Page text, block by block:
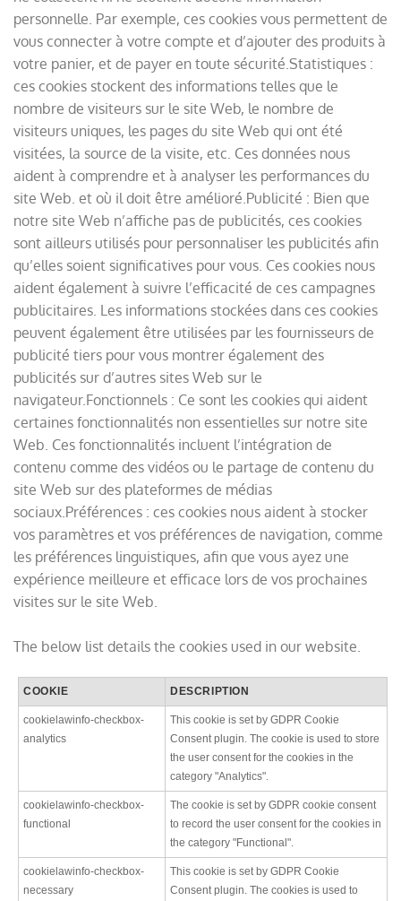
personnelle. Par exemple, ces cookies vous permettent de
vous connecter à votre compte et d’ajouter des produits à
votre panier, et de payer en toute sécurité.Statistiques :
ces cookies stockent des informations telles que le
nombre de visiteurs sur le site Web, le nombre de
visiteurs uniques, les pages du site Web qui ont été
visitées, la source de la visite, etc. Ces données nous
aident à comprendre et à analyser les performances du
site Web. et où il doit être amélioré.Publicité : Bien que
notre site Web n’affiche pas de publicités, ces cookies
sont ailleurs utilisés pour personnaliser les publicités afin
qu’elles soient significatives pour vous. Ces cookies nous
aident également à suivre l’efficacité de ces campagnes
publicitaires. Les informations stockées dans ces cookies
peuvent également être utilisées par les fournisseurs de
publicité tiers pour vous montrer également des
publicités sur d’autres sites Web sur le
navigateur.Fonctionnels : Ce sont les cookies qui aident
certaines fonctionnalités non essentielles sur notre site
Web. Ces fonctionnalités incluent l’intégration de
contenu comme des vidéos ou le partage de contenu du
site Web sur des plateformes de médias
sociaux.Préférences : ces cookies nous aident à stocker
vos paramètres et vos préférences de navigation, comme
les préférences linguistiques, afin que vous ayez une
expérience meilleure et efficace lors de vos prochaines
visites sur le site Web.
The below list details the cookies used in our website.
COOKIE DESCRIPTION
cookielawinfo-checkbox-
analytics
This cookie is set by GDPR Cookie
Consent plugin. The cookie is used to store
the user consent for the cookies in the
category "Analytics".
cookielawinfo-checkbox-
functional
The cookie is set by GDPR cookie consent
to record the user consent for the cookies in
the category "Functional".
cookielawinfo-checkbox-
necessary
This cookie is set by GDPR Cookie
Consent plugin. The cookies is used to